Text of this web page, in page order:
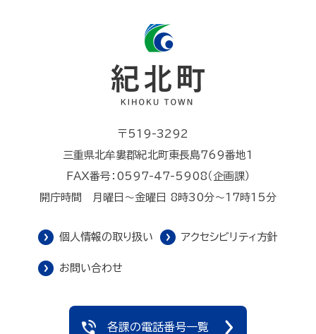
〒519-3292
三重県北牟婁郡紀北町東長島769番地1
FAX番号：0597-47-5908（企画課）
開庁時間 月曜日～金曜日 8時30分～17時15分
個人情報の取り扱い アクセシビリティ方針
お問い合わせ
各課の電話番号一覧